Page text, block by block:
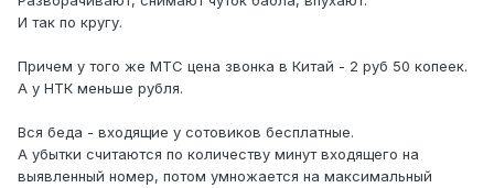
И так по кругу.
Причем у того же МТС цена звонка в Китай - 2 руб 50 копеек.
А у НТК меньше рубля.
Вся беда - входящие у сотовиков бесплатные.
А убытки считаются по количеству минут входящего на
выявленный номер, потом умножается на максимальный